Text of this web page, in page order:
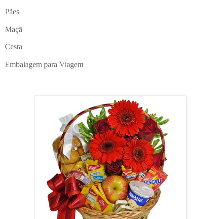
Pães
Maçã
Cesta
Embalagem para Viagem